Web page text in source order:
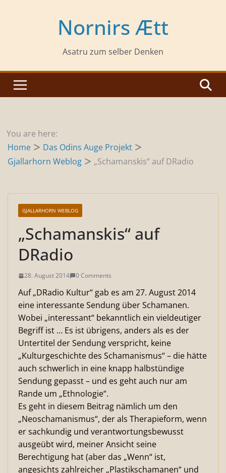
Nornirs Ætt
Asatru zum selber Denken
You are here:
Home
Das Odins Auge Projekt
Gjallarhorn Weblog
„Schamanskis“ auf DRadio
GJALLARHORN WEBLOG
„Schamanskis“ auf
DRadio
28. August 2014 0 Comments
Auf „DRadio Kultur“ gab es am 27. August 2014
eine interessante Sendung über Schamanen.
Wobei „interessant“ bekanntlich ein vieldeutiger
Begriff ist … Es ist übrigens, anders als es der
Untertitel der Sendung verspricht, keine
„Kulturgeschichte des Schamanismus“ – die hätte
auch schwerlich in eine knapp halbstündige
Sendung gepasst – und es geht auch nur am
Rande um „Ethnologie“.
Es geht in diesem Beitrag nämlich um den
„Neoschamanismus“, der als Therapieform, wenn
er sachkundig und verantwortungsbewusst
ausgeübt wird, meiner Ansicht seine
Berechtigung hat (aber das „Wenn“ ist,
angesichts zahlreicher „Plastikschamanen“ und